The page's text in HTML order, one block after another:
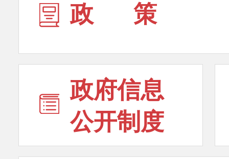
政 策
政府信息
公开制度